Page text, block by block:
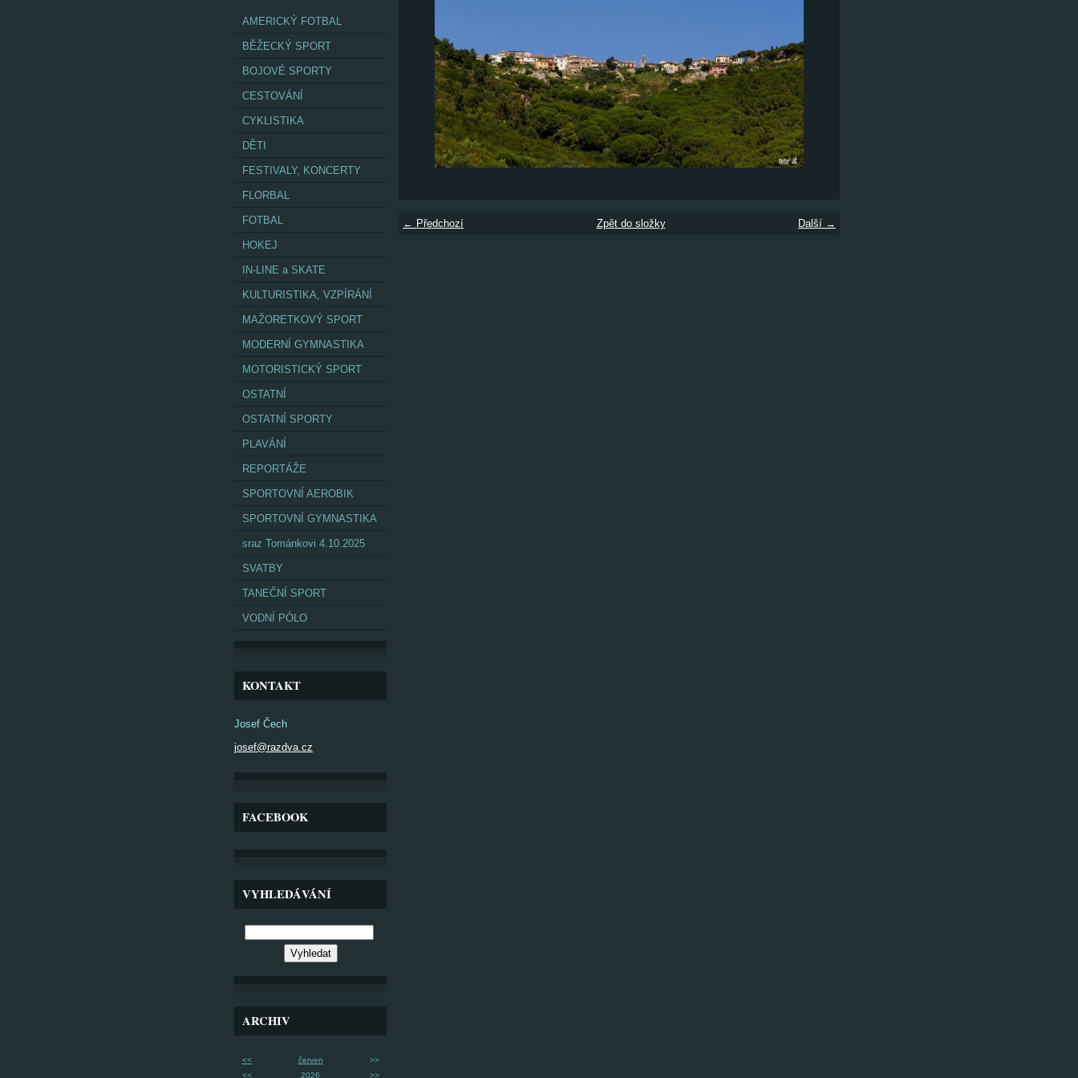
AMERICKÝ FOTBAL
BĚŽECKÝ SPORT
BOJOVÉ SPORTY
CESTOVÁNÍ
CYKLISTIKA
DĚTI
FESTIVALY, KONCERTY
FLORBAL
FOTBAL
HOKEJ
IN-LINE a SKATE
KULTURISTIKA, VZPÍRÁNÍ
MAŽORETKOVÝ SPORT
MODERNÍ GYMNASTIKA
MOTORISTICKÝ SPORT
OSTATNÍ
OSTATNÍ SPORTY
PLAVÁNÍ
REPORTÁŽE
SPORTOVNÍ AEROBIK
SPORTOVNÍ GYMNASTIKA
sraz Tománkovi 4.10.2025
SVATBY
TANEČNÍ SPORT
VODNÍ PÓLO
KONTAKT
Josef Čech
josef@razdva.cz
FACEBOOK
VYHLEDÁVÁNÍ
ARCHIV
<< červen
>>
<<
2026 >>
← Předchozí Další →
Zpět do složky